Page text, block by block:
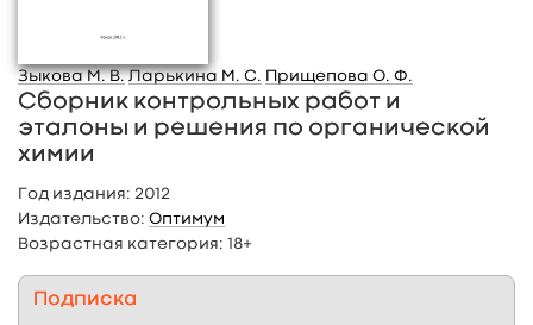
Зыкова М. В. Ларькина М. С. Прищепова О. Ф.
Сборник контрольных работ и
эталоны и решения по органической
химии
Год издания: 2012
Издательство: Оптимум
Возрастная категория: 18+
Подписка